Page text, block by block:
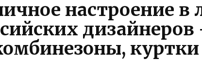
настроение в
куртки